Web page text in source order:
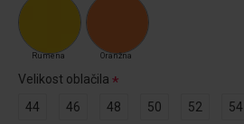
Rumena Oranžna
Velikost oblačila
44
46 48 50 52 54